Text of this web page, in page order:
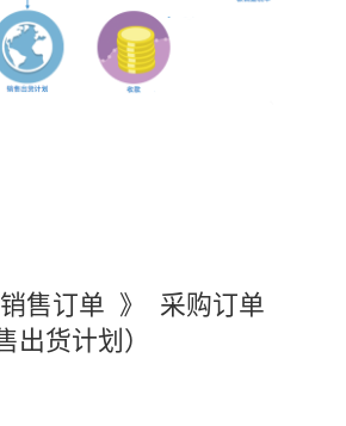
售订单 》 采购订单
货计划）